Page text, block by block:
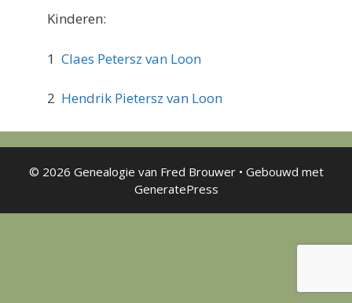
Kinderen:
1 Claes Petersz van Loon
2 Hendrik Pietersz van Loon
© 2026 Genealogie van Fred Brouwer• Gebouwd met
GeneratePress